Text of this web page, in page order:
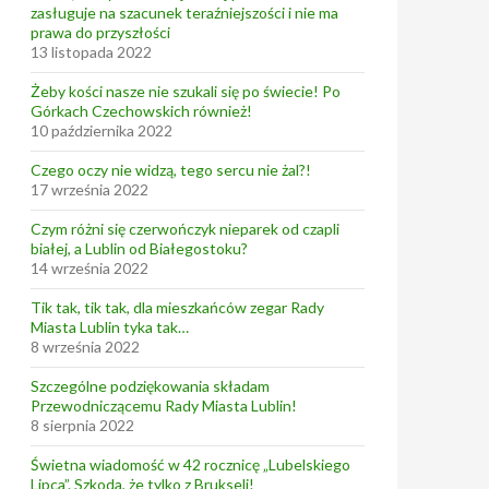
zasługuje na szacunek teraźniejszości i nie ma
prawa do przyszłości
13 listopada 2022
Żeby kości nasze nie szukali się po świecie! Po
Górkach Czechowskich również!
10 października 2022
Czego oczy nie widzą, tego sercu nie żal?!
17 września 2022
Czym różni się czerwończyk nieparek od czapli
białej, a Lublin od Białegostoku?
14 września 2022
Tik tak, tik tak, dla mieszkańców zegar Rady
Miasta Lublin tyka tak…
8 września 2022
Szczególne podziękowania składam
Przewodniczącemu Rady Miasta Lublin!
8 sierpnia 2022
Świetna wiadomość w 42 rocznicę „Lubelskiego
Lipca”. Szkoda, że tylko z Brukseli!